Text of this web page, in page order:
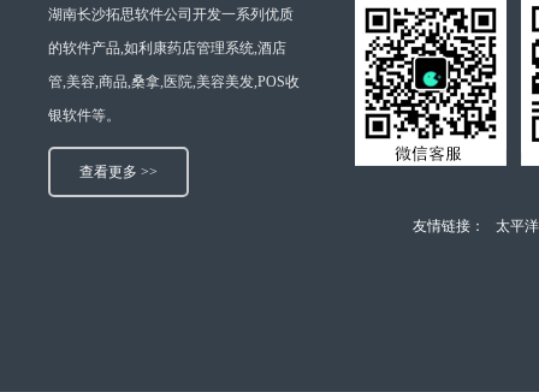
湖南长沙拓思软件公司开发一系列优质
的软件产品,如利康药店管理系统,酒店
管,美容,商品,桑拿,医院,美容美发,POS收
银软件等。
查看更多 >>
友情链接： 太平